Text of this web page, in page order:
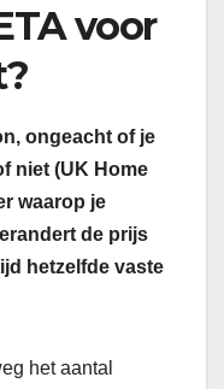
voor
ongeacht of je
niet (UK Home
waarop je
de prijs
hetzelfde vaste
het aantal